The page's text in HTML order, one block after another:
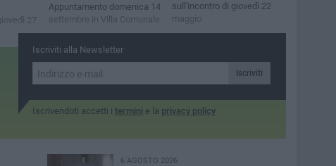
27
Appuntamento domenica 14
settembre in Villa Comunale
sull'incontro di giovedì 22
maggio
Iscriviti alla Newsletter
Iscriviti
Iscrivendoti accetti i termini e la privacy policy
6 AGOSTO 2026